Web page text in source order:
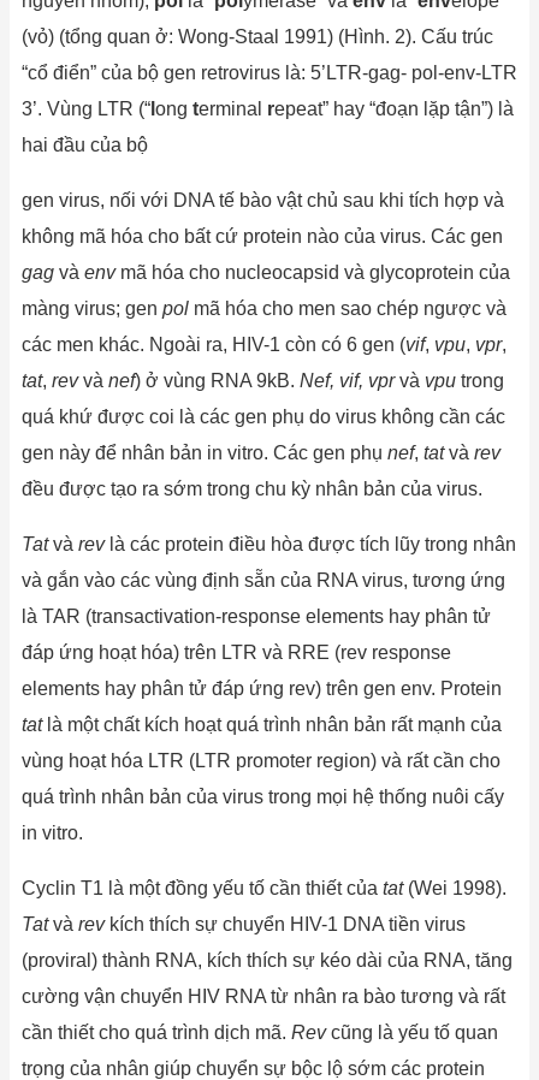
(vỏ) (tổng quan ở: Wong-Staal 1991) (Hình. 2). Cấu trúc
“cổ điển” của bộ gen retrovirus là: 5’LTR-gag- pol-env-LTR
3’. Vùng LTR (“ ong terminal repeat” hay “đoạn lặp tận”) là
hai đầu của bộ
gen virus, nối với DNA tế bào vật chủ sau khi tích hợp và
không mã hóa cho bất cứ protein nào của virus. Các gen
gag và envmã hóa cho nucleocapsid và glycoprotein của
màng virus; gen pol mã hóa cho men sao chép ngược và
các men khác. Ngoài ra, HIV-1 còn có 6 gen (vif, vpu, vpr,
tat, revvà nef) ở vùng RNA 9kB. Nef, vif, vprvà vpu trong
quá khứ được coi là các gen phụ do virus không cần các
gen này để nhân bản in vitro. Các gen phụ nef, tatvà rev
đều được tạo ra sớm trong chu kỳ nhân bản của virus.
Tatvà revlà các protein điều hòa được tích lũy trong nhân
và gắn vào các vùng định sẵn của RNA virus, tương ứng
là TAR (transactivation-response elements hay phân tử
đáp ứng hoạt hóa) trên LTR và RRE (rev response
elements hay phân tử đáp ứng rev) trên gen env. Protein
tatlà một chất kích hoạt quá trình nhân bản rất mạnh của
vùng hoạt hóa LTR (LTR promoter region) và rất cần cho
quá trình nhân bản của virus trong mọi hệ thống nuôi cấy
in vitro.
Cyclin T1 là một đồng yếu tố cần thiết của tat (Wei 1998).
Tatvà rev kích thích sự chuyển HIV-1 DNA tiền virus
(proviral) thành RNA, kích thích sự kéo dài của RNA, tăng
cường vận chuyển HIV RNA từ nhân ra bào tương và rất
cần thiết cho quá trình dịch mã. Revcũng là yếu tố quan
trọng của nhân giúp chuyển sự bộc lộ sớm các protein